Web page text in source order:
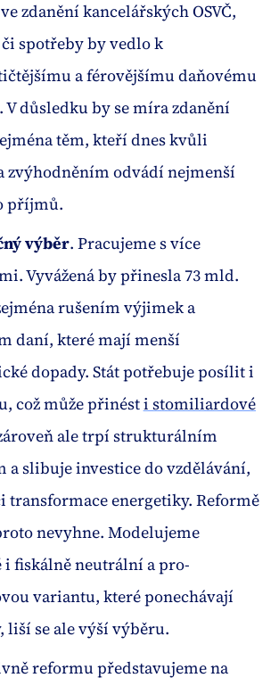
zdanění kancelářských OSVČ,
spotřeby by vedlo k
a férovějšímu daňovému
V důsledku by se míra zdanění
těm, kteří dnes kvůli
zvýhodněním odvádí nejmenší
příjmů.
výběr. Pracujeme s více
Vyvážená by přinesla 73 mld.
rušením výjimek a
daní, které mají menší
dopady. Stát potřebuje posílit i
což může přinésti stomiliardové
ale trpí strukturálním
a slibuje investice do vzdělávání,
transformace energetiky. Reformě
nevyhne. Modelujeme
i fiskálně neutrální a pro-
variantu, které ponechávají
se ale výší výběru.
reformu představujeme na